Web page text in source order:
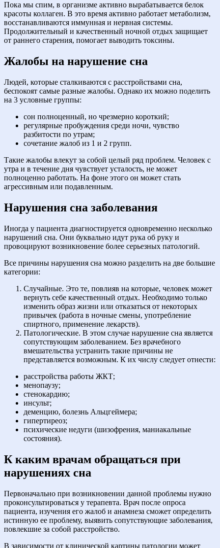
Пока мы спим, в организме активно вырабатывается белок
красоты коллаген. В это время активно работает метаболизм,
восстанавливаются иммунная и нервная системы.
Продолжительный и качественный ночной отдых защищает
от раннего старения, помогает выводить токсины.
Жалобы на нарушение сна
Людей, которые сталкиваются с расстройствами сна,
беспокоят самые разные жалобы. Однако их можно поделить
на 3 условные группы:
сон полноценный, но чрезмерно короткий;
регулярные пробуждения среди ночи, чувство
разбитости по утрам;
сочетание жалоб из 1 и 2 групп.
Такие жалобы влекут за собой целый ряд проблем. Человек с
утра и в течение дня чувствует усталость, не может
полноценно работать. На фоне этого он может стать
агрессивным или подавленным.
Нарушения сна заболевания
Иногда у пациента диагностируется одновременно несколько
нарушений сна. Они буквально идут рука об руку и
провоцируют возникновение более серьезных патологий.
Все причины нарушения сна можно разделить на две большие
категории:
Случайные. Это те, повлияв на которые, человек может
вернуть себе качественный отдых. Необходимо только
изменить образ жизни или отказаться от некоторых
привычек (работа в ночные смены, употребление
спиртного, применение лекарств).
Патологические. В этом случае нарушение сна является
сопутствующим заболеванием. Без врачебного
вмешательства устранить такие причины не
представляется возможным. К их числу следует отнести:
расстройства работы ЖКТ;
менопаузу;
стенокардию;
инсульт;
деменцию, болезнь Альцгеймера;
гипертиреоз;
психические недуги (шизофрения, маниакальные
состояния).
К каким врачам обращаться при
нарушениях сна
Первоначально при возникновении данной проблемы нужно
проконсультироваться у терапевта. Врач после опроса
пациента, изучения его жалоб и анамнеза сможет определить
истинную ее проблему, выявить сопутствующие заболевания,
повлекшие за собой расстройство.
В зависимости от клинической картины патологии может